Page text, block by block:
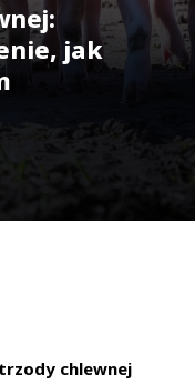
jak
trzody chlewnej